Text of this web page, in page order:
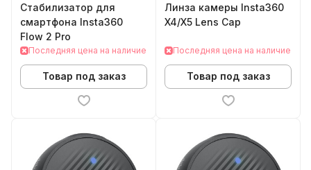
Стабилизатор для
смартфона Insta360
Flow 2 Pro
Последняя цена на наличие
Товар под заказ
Линза камеры Insta360
X4/X5 Lens Cap
Последняя цена на наличие
Товар под заказ